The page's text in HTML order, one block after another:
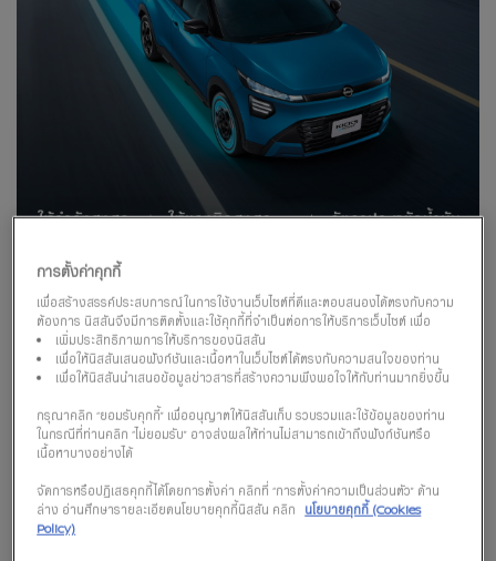
การตั้งค่าคุกกี้
เพื่อสร้างสรรค์ประสบการณ์ในการใช้งานเว็บไซต์ที่ดีและตอบสนองได้ตรงกับความ
ต้องการ นิสสันจึงมีการติดตั้งและใช้คุกกี้ที่จำเป็นต่อการให้บริการเว็บไซต์ เพื่อ
เพิ่มประสิทธิภาพการให้บริการของนิสสัน
เพื่อให้นิสสันเสนอฟังก์ชันและเนื้อหาในเว็บไซต์ได้ตรงกับความสนใจของท่าน
เพื่อให้นิสสันนำเสนอข้อมูลข่าวสารที่สร้างความพึงพอใจให้กับท่านมากยิ่งขึ้น
กรุณาคลิก “ยอมรับคุกกี้” เพื่ออนุญาตให้นิสสันเก็บ รวบรวมและใช้ข้อมูลของท่าน
ในกรณีที่ท่านคลิก “ไม่ยอมรับ” อาจส่งผลให้ท่านไม่สามารถเข้าถึงฟังก์ชันหรือ
เนื้อหาบางอย่างได้
จัดการหรือปฏิเสธคุกกี้ได้โดยการตั้งค่า คลิกที่ “การตั้งค่าความเป็นส่วนตัว” ด้าน
ล่าง อ่านศึกษารายละเอียดนโยบายคุกกี้นิสสัน คลิก
นโยบายคุกกี้ (Cookies
Policy)